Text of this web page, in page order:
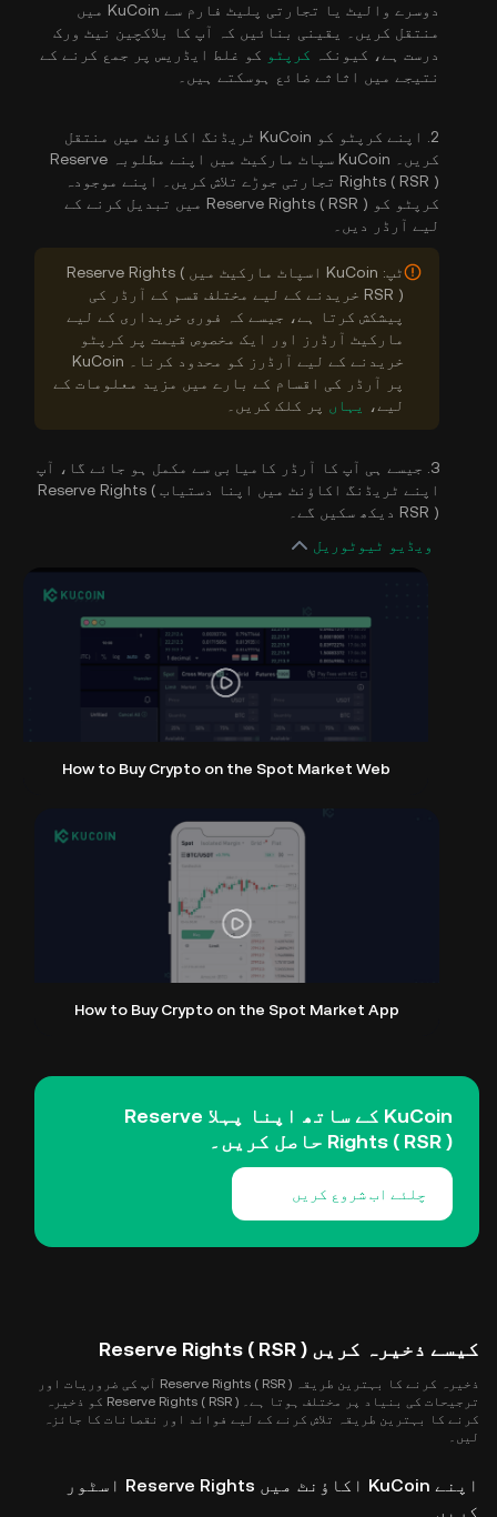
دوسرے والیٹ یا تجارتی پلیٹ فارم سے KuCoin میں
منتقل کریں۔ یقینی بنائیں کہ آپ کا بلاکچین نیٹ ورک
درست ہے، کیونکہ کرپٹو کو غلط ایڈریس پر جمع کرنے کے
نتیجے میں اثاثے ضائع ہوسکتے ہیں۔
2. اپنے کرپٹو کو KuCoin ٹریڈنگ اکاؤنٹ میں منتقل
کریں۔ KuCoin سپاٹ مارکیٹ میں اپنے مطلوبہ Reserve
Rights ( RSR ) تجارتی جوڑے تلاش کریں۔ اپنے موجودہ
کرپٹو کو Reserve Rights ( RSR ) میں تبدیل کرنے کے
لیے آرڈر دیں۔
ٹپ: KuCoin اسپاٹ مارکیٹ میں Reserve Rights (
RSR ) خریدنے کے لیے مختلف قسم کے آرڈر کی
پیشکش کرتا ہے، جیسے کہ فوری خریداری کے لیے
مارکیٹ آرڈرز اور ایک مخصوص قیمت پر کرپٹو
خریدنے کے لیے آرڈرز کو محدود کرنا۔ KuCoin
پر آرڈر کی اقسام کے بارے میں مزید معلومات کے
لیے،
یہاں پر کلک کریں۔
3. جیسے ہی آپ کا آرڈر کامیابی سے مکمل ہو جائے گا، آپ
اپنے ٹریڈنگ اکاؤنٹ میں اپنا دستیاب Reserve Rights (
RSR ) دیکھ سکیں گے۔
ویڈیو ٹیوٹوریل
How to Buy Crypto on the Spot Market Web
How to Buy Crypto on the Spot Market App
KuCoin کے ساتھ اپنا پہلا Reserve
Rights ( RSR ) حاصل کریں۔
چلئے اب شروع کریں
کیسے ذخیرہ کریں Reserve Rights ( RSR )
ذخیرہ کرنے کا بہترین طریقہ Reserve Rights ( RSR ) آپ کی ضروریات اور
ترجیحات کی بنیاد پر مختلف ہوتا ہے۔ Reserve Rights ( RSR ) کو ذخیرہ
کرنے کا بہترین طریقہ تلاش کرنے کے لیے فوائد اور نقصانات کا جائزہ
لیں۔
اپنے KuCoin اکاؤنٹ میں Reserve Rights اسٹور
کریں